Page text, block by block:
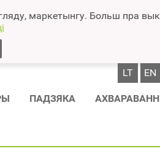
маркетынгу. Больш пра
LT EN
ПАДЗЯКА